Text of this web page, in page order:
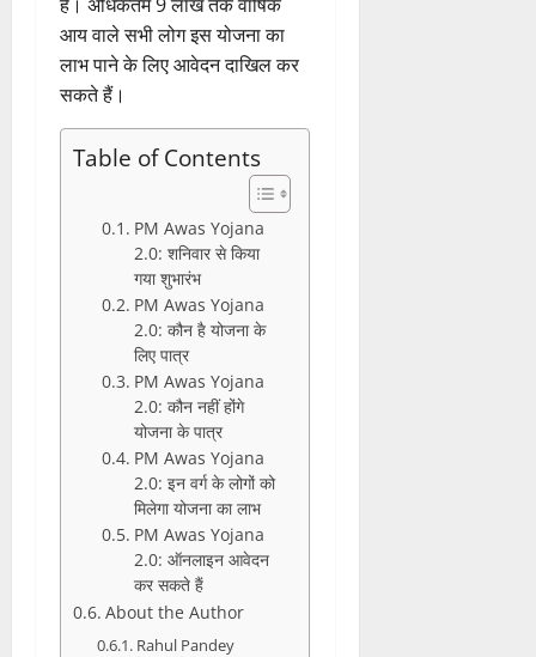
आय वाले सभी लोग इस योजना का
लाभ पाने के लिए आवेदन दाखिल कर
सकते हैं।
Table of Contents
PM Awas Yojana
2.0: शनिवार से किया
गया शुभारंभ
PM Awas Yojana
2.0: कौन है योजना के
लिए पात्र
PM Awas Yojana
2.0: कौन नहीं होंगे
योजना के पात्र
PM Awas Yojana
2.0: इन वर्ग के लोगों को
मिलेगा योजना का लाभ
PM Awas Yojana
2.0: ऑनलाइन आवेदन
कर सकते हैं
About the Author
Rahul Pandey